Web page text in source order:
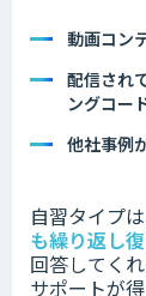
動画コン
配信され
ングコー
他社事例
自習タイプは
も繰り返し
回答してく
サポートが